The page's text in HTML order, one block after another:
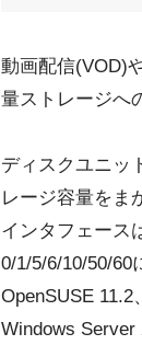
動画配信(VOD)
量ストレージへ
ディスクユニッ
レージ容量をま
インタフェース
0/1/5/6/10/50/60
OpenSUSE 11.2
Windows Server